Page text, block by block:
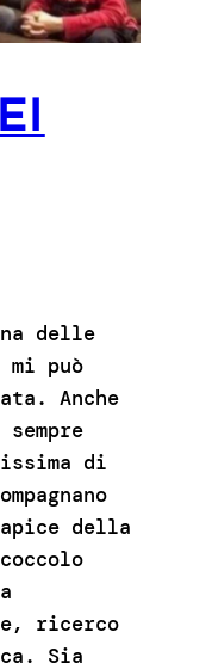
delle
può
Anche
di
della
ricerco
Sia